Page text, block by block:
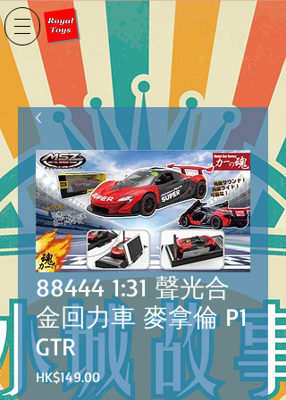
88444 1:31 聲光合
金回力車 麥拿倫 P1
GTR
HK$149.00價
格